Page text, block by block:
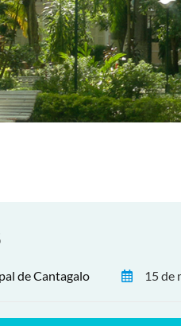
de Cantagalo 15 de